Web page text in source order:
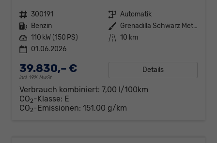
Fahrzeugnr. 300191 Getriebe Automatik
Kraftstoff Benzin Außenfarbe
Grenadilla Schwarz Metallic
Leistung 110 kW (150 PS) Kilometerstand 10 km
01.06.2026
39.830,– €
incl. 19% MwSt.
Details
Verbrauch kombiniert: 7,00 l/100km
CO2-Klasse: E
CO2-Emissionen: 151,00 g/km